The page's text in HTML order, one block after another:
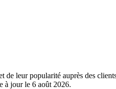
de leur popularité auprès des
à jour le 6 août 2026.